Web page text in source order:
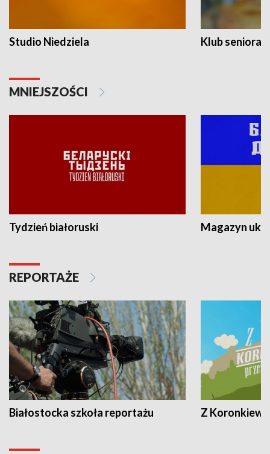
Studio Niedziela Klub seniora
MNIEJSZOŚCI
Tydzień białoruski Magazyn
REPORTAŻE
Białostocka szkoła reportażu Z